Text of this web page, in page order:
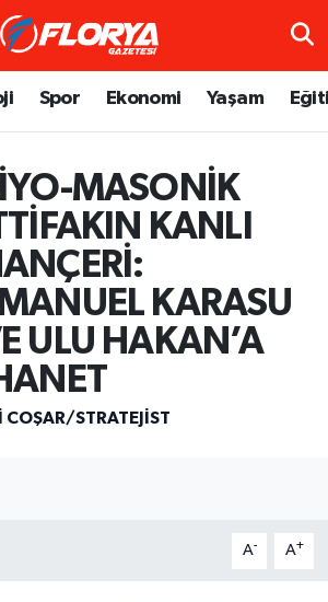
Spor Ekonomi Yaşam
MASONİK
KANLI
KARASU
ULU HAKAN’A
COŞAR/STRATEJIST
A- A+
Durumu ve Fikstür